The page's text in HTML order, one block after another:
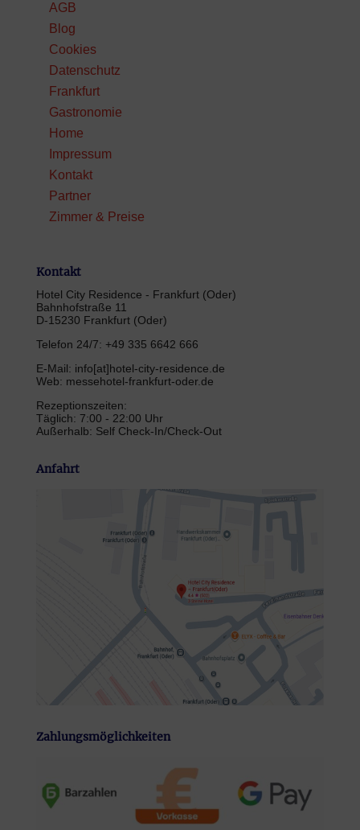
AGB
Blog
Cookies
Datenschutz
Frankfurt
Gastronomie
Home
Impressum
Kontakt
Partner
Zimmer & Preise
Kontakt
Hotel City Residence - Frankfurt (Oder)
Bahnhofstraße 11
D-15230 Frankfurt (Oder)
Telefon 24/7: +49 335 6642 666
E-Mail: info[at]hotel-city-residence.de
Web: messehotel-frankfurt-oder.de
Rezeptionszeiten:
Täglich: 7:00 - 22:00 Uhr
Außerhalb: Self Check-In/Check-Out
Anfahrt
Zahlungsmöglichkeiten